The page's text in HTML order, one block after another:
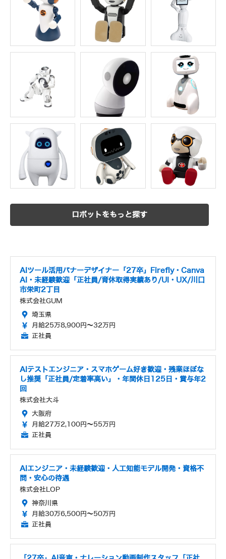
ロボットをもっと探す
AIツール活用バナーデザイナー「27卒」Firefly・Canva
AI・未経験歓迎「正社員/育休取得実績あり/UI・UX/川口
市栄町2丁目
株式会社GUM
埼玉県
月給25万8,900円～32万円
正社員
AIテストエンジニア・スマホゲーム好き歓迎・残業ほぼな
し推奨「正社員/定着率高い」・年間休日125日・賞与年2
回
株式会社大斗
大阪府
月給27万2,100円～55万円
正社員
AIエンジニア・未経験歓迎・人工知能モデル開発・資格不
問・安心の待遇
株式会社LOP
神奈川県
月給30万6,500円～50万円
正社員